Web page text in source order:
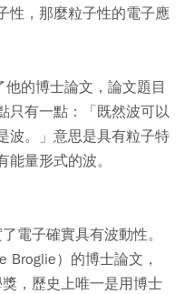
性，那麼粒子性的電子應
的博士論文，論文題目
只有一點：「既然波可以
波。」意思是具有粒子特
量形式的波。
電子確實具有波動性。
Broglie）的博士論文，
，歷史上唯一是用博士